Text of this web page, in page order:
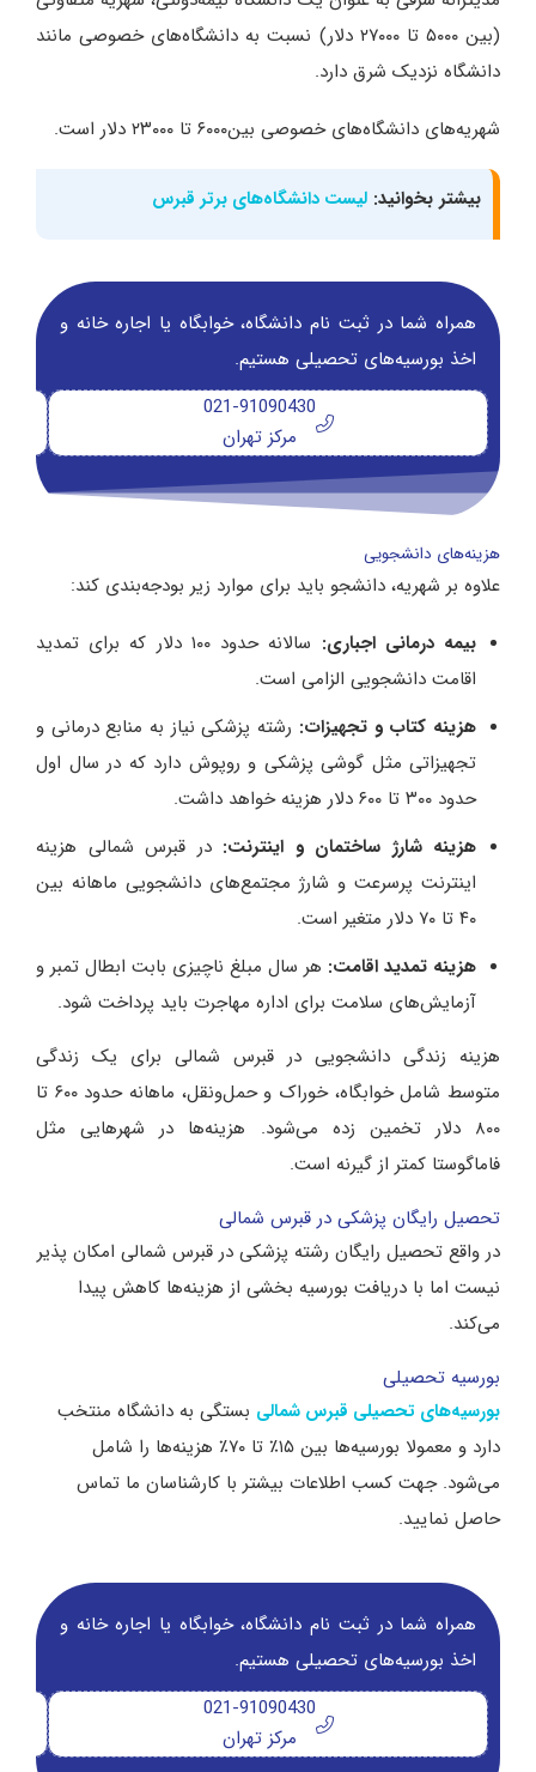
(بین ۵۰۰۰ تا ۲۷۰۰۰ دلار) نسبت به دانشگاه‌های خصوصی مانند
دانشگاه نزدیک شرق دارد.
شهریه‌های دانشگاه‌های خصوصی بین۶۰۰۰ تا ۲۳۰۰۰ دلار است.
بیشتر بخوانید: لیست دانشگاه‌های برتر قبرس
همراه شما در ثبت نام دانشگاه‌، خوابگاه یا اجاره خانه و
اخذ بورسیه‌های تحصیلی هستیم.
021-91090430
مرکز تهران
هزینه‌های دانشجویی
علاوه بر شهریه، دانشجو باید برای موارد زیر بودجه‌بندی کند:
بیمه درمانی اجباری:
سالانه حدود ۱۰۰ دلار که برای تمدید
اقامت دانشجویی الزامی است.
هزینه کتاب و تجهیزات: رشته پزشکی نیاز به منابع درمانی و
تجهیزاتی مثل گوشی پزشکی و روپوش دارد که در سال اول
حدود ۳۰۰ تا ۶۰۰ دلار هزینه خواهد داشت.
هزینه شارژ ساختمان و اینترنت: در قبرس شمالی هزینه
اینترنت پرسرعت و شارژ مجتمع‌های دانشجویی ماهانه بین
۴۰ تا ۷۰ دلار متغیر است.
هزینه تمدید اقامت: هر سال مبلغ ناچیزی بابت ابطال تمبر و
آزمایش‌های سلامت برای اداره مهاجرت باید پرداخت شود.
هزینه زندگی دانشجویی در قبرس شمالی برای یک زندگی
متوسط شامل خوابگاه، خوراک و حمل‌ونقل، ماهانه حدود ۶۰۰ تا
۸۰۰ دلار تخمین زده می‌شود. هزینه‌ها در شهرهایی مثل
فاماگوستا کمتر از گیرنه است.
تحصیل رایگان پزشکی در قبرس شمالی
در واقع تحصیل رایگان رشته پزشکی در قبرس شمالی امکان پذیر
نیست اما با دریافت بورسیه بخشی از هزینه‌ها کاهش پیدا
می‌کند.
بورسیه تحصیلی
بورسیه‌های تحصیلی قبرس شمالی بستگی به دانشگاه منتخب
دارد و معمولا بورسیه‌ها بین ۱۵٪ تا ۷۰٪ هزینه‌ها را شامل
می‌شود. جهت کسب اطلاعات بیشتر با کارشناسان ما تماس
حاصل نمایید.
همراه شما در ثبت نام دانشگاه‌، خوابگاه یا اجاره خانه و
اخذ بورسیه‌های تحصیلی هستیم.
021-91090430
مرکز تهران